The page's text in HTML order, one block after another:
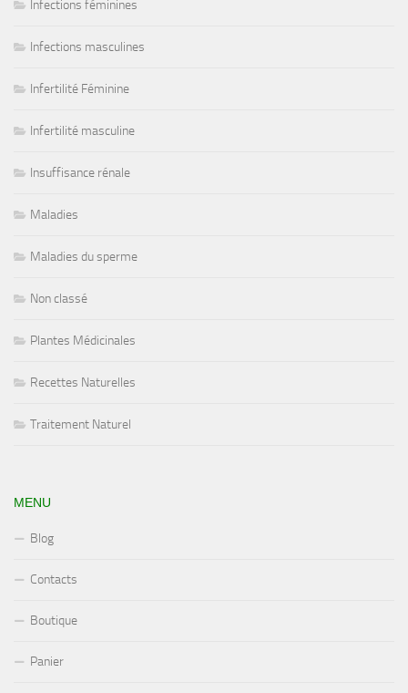
Infections féminines
Infections masculines
Infertilité Féminine
Infertilité masculine
Insuffisance rénale
Maladies
Maladies du sperme
Non classé
Plantes Médicinales
Recettes Naturelles
Traitement Naturel
MENU
Blog
Contacts
Boutique
Panier